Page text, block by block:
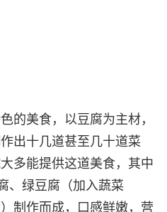
的美食，以豆腐为主材，
出十几道甚至几十道菜
多能提供这道美食，其中
、绿豆腐（加入蔬菜
制作而成，口感鲜嫩，营